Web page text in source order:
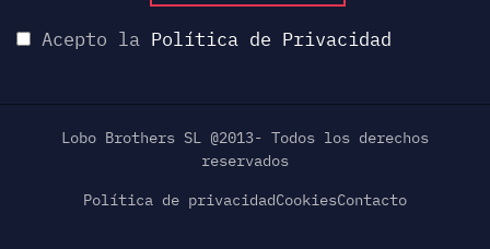
Acepto la Política de Privacidad
Lobo Brothers SL @2013- Todos los derechos
reservados
Política de privacidadCookiesContacto